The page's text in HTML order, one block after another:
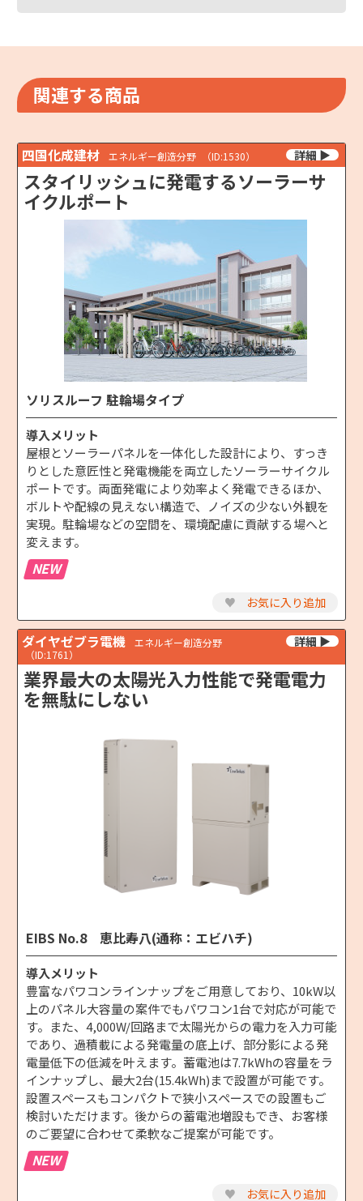
関連する商品
四国化成建材 エネルギー創造分野 （ID:1530）
スタイリッシュに発電するソーラーサ
イクルポート
ソリスルーフ 駐輪場タイプ
導入メリット
屋根とソーラーパネルを一体化した設計により、すっき
りとした意匠性と発電機能を両立したソーラーサイクル
ポートです。両面発電により効率よく発電できるほか、
ボルトや配線の見えない構造で、ノイズの少ない外観を
実現。駐輪場などの空間を、環境配慮に貢献する場へと
変えます。
NEW
♥ お気に入り追加
ダイヤゼブラ電機
エネルギー創造分野
（ID:1761）
業界最大の太陽光入力性能で発電電力
を無駄にしない
EIBS No.8 恵比寿八(通称：エビハチ)
導入メリット
豊富なパワコンラインナップをご用意しており、10kW以
上のパネル大容量の案件でもパワコン1台で対応が可能で
す。また、4,000W/回路まで太陽光からの電力を入力可能
であり、過積載による発電量の底上げ、部分影による発
電量低下の低減を叶えます。蓄電池は7.7kWhの容量をラ
インナップし、最大2台(15.4kWh)まで設置が可能です。
設置スペースもコンパクトで狭小スペースでの設置もご
検討いただけます。後からの蓄電池増設もでき、お客様
のご要望に合わせて柔軟なご提案が可能です。
NEW
♥ お気に入り追加